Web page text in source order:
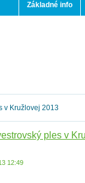
Základné info
v Kružlovej 2013
ples v
12:49